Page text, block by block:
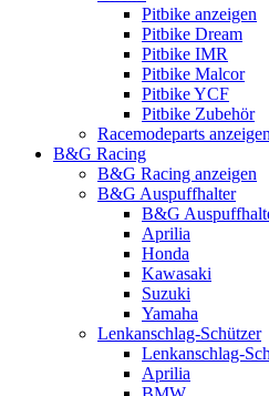
Pitbike anzeigen
Pitbike Dream
Pitbike IMR
Pitbike Malcor
Pitbike YCF
Pitbike Zubehör
Racemodeparts anzeigen
B&G Racing
B&G Racing anzeigen
B&G Auspuffhalter
B&G
Aprilia
Honda
Kawasaki
Suzuki
Yamaha
Lenkanschlag-Schützer
Lenkanschlag-
Aprilia